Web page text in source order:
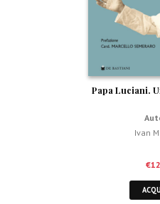
Papa Luciani.
Ivan
€